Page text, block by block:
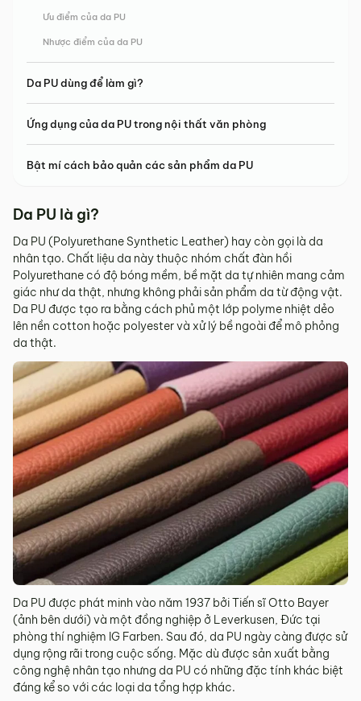
Ưu điểm của da PU
Nhược điểm của da PU
Da PU dùng để làm gì?
Ứng dụng của da PU trong nội thất văn phòng
Bật mí cách bảo quản các sản phẩm da PU
Da PU là gì?
Da PU (Polyurethane Synthetic Leather) hay còn gọi là da
nhân tạo. Chất liệu da này thuộc nhóm chất đàn hồi
Polyurethane có độ bóng mềm, bề mặt da tự nhiên mang cảm
giác như da thật, nhưng không phải sản phẩm da từ động vật.
Da PU được tạo ra bằng cách phủ một lớp polyme nhiệt dẻo
lên nền cotton hoặc polyester và xử lý bề ngoài để mô phỏng
da thật.
Da PU được phát minh vào năm 1937 bởi Tiến sĩ Otto Bayer
(ảnh bên dưới) và một đồng nghiệp ở Leverkusen, Đức tại
phòng thí nghiệm IG Farben. Sau đó, da PU ngày càng được sử
dụng rộng rãi trong cuộc sống. Mặc dù được sản xuất bằng
công nghệ nhân tạo nhưng da PU có những đặc tính khác biệt
đáng kể so với các loại da tổng hợp khác.